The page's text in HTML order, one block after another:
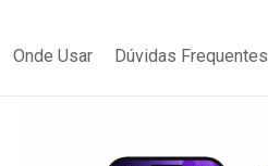
Onde Usar Dúvidas Frequentes